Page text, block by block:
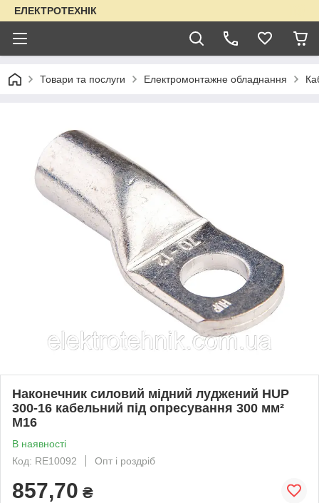
ЕЛЕКТРОТЕХНІК
Товари та послуги Електромонтажне обладнання
Наконечник силовий мідний луджений HUP
300-16 кабельний під опресування 300 мм²
М16
В наявності
Код: RE10092
Опт і роздріб
857,70 ₴